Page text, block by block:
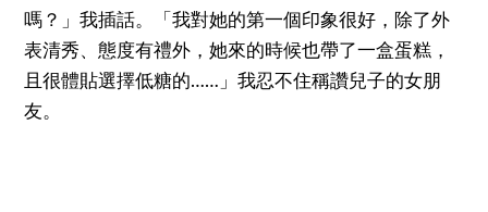
嗎？」我插話。「我對她的第一個印象很好，除了外
表清秀、態度有禮外，她來的時候也帶了一盒蛋糕，
且很體貼選擇低糖的……」我忍不住稱讚兒子的女朋
友。